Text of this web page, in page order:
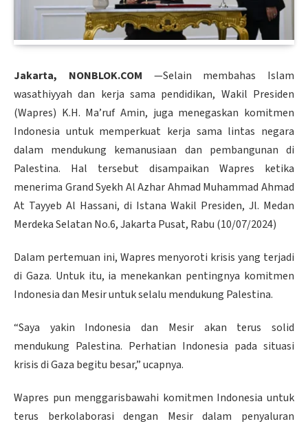
Jakarta, NONBLOK.COM —Selain membahas Islam
wasathiyyah dan kerja sama pendidikan, Wakil Presiden
(Wapres) K.H. Ma’ruf Amin, juga menegaskan komitmen
Indonesia untuk memperkuat kerja sama lintas negara
dalam mendukung kemanusiaan dan pembangunan di
Palestina. Hal tersebut disampaikan Wapres ketika
menerima Grand Syekh Al Azhar Ahmad Muhammad Ahmad
At Tayyeb Al Hassani, di Istana Wakil Presiden, Jl. Medan
Merdeka Selatan No.6, Jakarta Pusat, Rabu (10/07/2024)
Dalam pertemuan ini, Wapres menyoroti krisis yang terjadi
di Gaza. Untuk itu, ia menekankan pentingnya komitmen
Indonesia dan Mesir untuk selalu mendukung Palestina.
“Saya yakin Indonesia dan Mesir akan terus solid
mendukung Palestina. Perhatian Indonesia pada situasi
krisis di Gaza begitu besar,” ucapnya.
Wapres pun menggarisbawahi komitmen Indonesia untuk
terus berkolaborasi dengan Mesir dalam penyaluran